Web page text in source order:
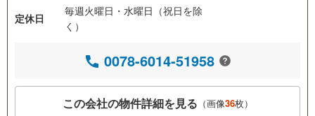
定休日
毎週火曜日・水曜日（祝日を除
く）
0078-6014-51958
この会社の物件詳細を見る （画像36枚）